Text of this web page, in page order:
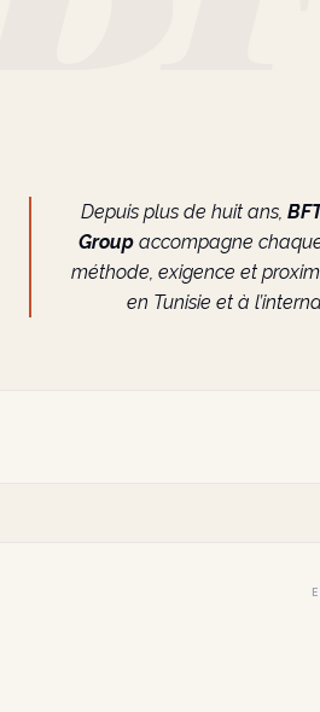
Depuis plus de huit ans,
Groupaccompagne
méthode, exigence et
en Tunisie et à